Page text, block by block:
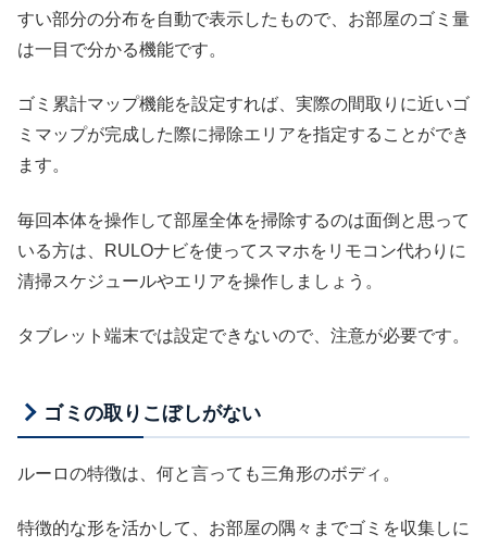
すい部分の分布を自動で表示したもので、お部屋のゴミ量
は一目で分かる機能です。
ゴミ累計マップ機能を設定すれば、実際の間取りに近いゴ
ミマップが完成した際に掃除エリアを指定することができ
ます。
毎回本体を操作して部屋全体を掃除するのは面倒と思って
いる方は、RULOナビを使ってスマホをリモコン代わりに
清掃スケジュールやエリアを操作しましょう。
タブレット端末では設定できないので、注意が必要です。
ゴミの取りこぼしがない
ルーロの特徴は、何と言っても三角形のボディ。
特徴的な形を活かして、お部屋の隅々までゴミを収集しに